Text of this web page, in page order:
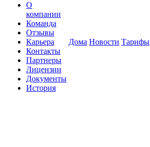
О
компании
Команда
Отзывы
Карьера
Контакты
Партнеры
Лицензии
Документы
История
Дома Новости Тарифы